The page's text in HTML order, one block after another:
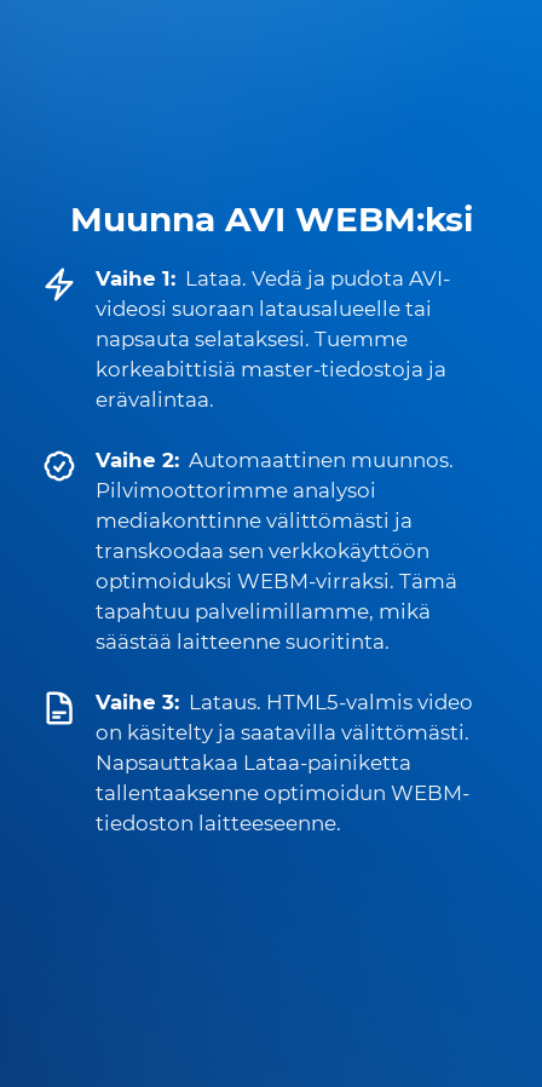
Muunna AVI WEBM:ksi
Vaihe 1: Lataa. Vedä ja pudota AVI-
videosi suoraan latausalueelle tai
napsauta selataksesi. Tuemme
korkeabittisiä master-tiedostoja ja
erävalintaa.
Vaihe 2: Automaattinen muunnos.
Pilvimoottorimme analysoi
mediakonttinne välittömästi ja
transkoodaa sen verkkokäyttöön
optimoiduksi WEBM-virraksi. Tämä
tapahtuu palvelimillamme, mikä
säästää laitteenne suoritinta.
Vaihe 3: Lataus. HTML5-valmis video
on käsitelty ja saatavilla välittömästi.
Napsauttakaa Lataa-painiketta
tallentaaksenne optimoidun WEBM-
tiedoston laitteeseenne.